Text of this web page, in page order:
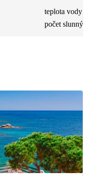
teplota vody
počet